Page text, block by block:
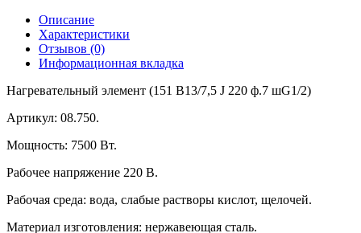
Описание
Характеристики
Отзывов (0)
Информационная вкладка
Нагревательный элемент (151 В13/7,5 J 220 ф.7 шG1/2)
Артикул: 08.750.
Мощность: 7500 Вт.
Рабочее напряжение 220 В.
Рабочая среда: вода, слабые растворы кислот, щелочей.
Материал изготовления: нержавеющая сталь.